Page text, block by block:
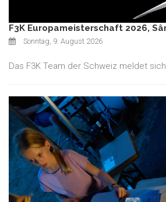
F3K Europameisterschaft 2026,
Sonntag, 9. August 2026
Das F3K Team der Schweiz meldet